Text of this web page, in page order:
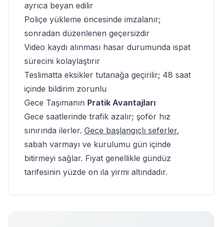
ayrıca beyan edilir
Poliçe yükleme öncesinde imzalanır;
sonradan düzenlenen geçersizdir
Video kaydı alınması hasar durumunda ispat
sürecini kolaylaştırır
Teslimatta eksikler tutanağa geçirilir; 48 saat
içinde bildirim zorunlu
Gece Taşımanın Pratik Avantajları
Gece saatlerinde trafik azalır; şoför hız
sınırında ilerler. Gece başlangıçlı seferler,
sabah varmayı ve kurulumu gün içinde
bitirmeyi sağlar. Fiyat genellikle gündüz
tarifesinin yüzde on ila yirmi altındadır.